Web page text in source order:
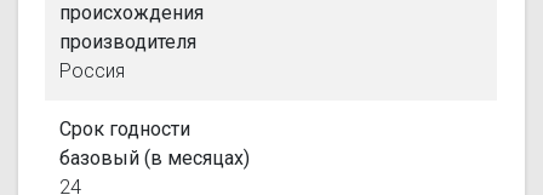
происхождения
производителя
Россия
Срок годности
базовый (в месяцах)
24